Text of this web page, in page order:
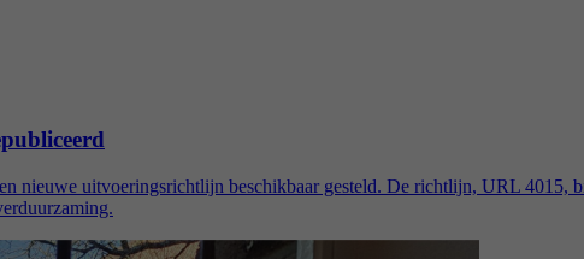
nieuwe uitvoeringsrichtlijn beschikbaar gesteld. De richtlijn, URL 4015,